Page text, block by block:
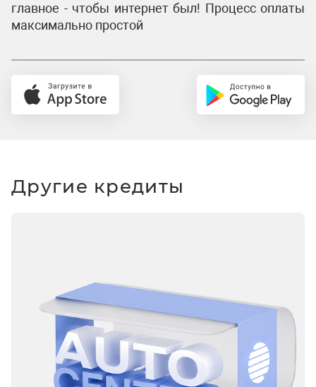
главное - чтобы интернет был! Процесс оплаты
максимально простой
Другие кредиты